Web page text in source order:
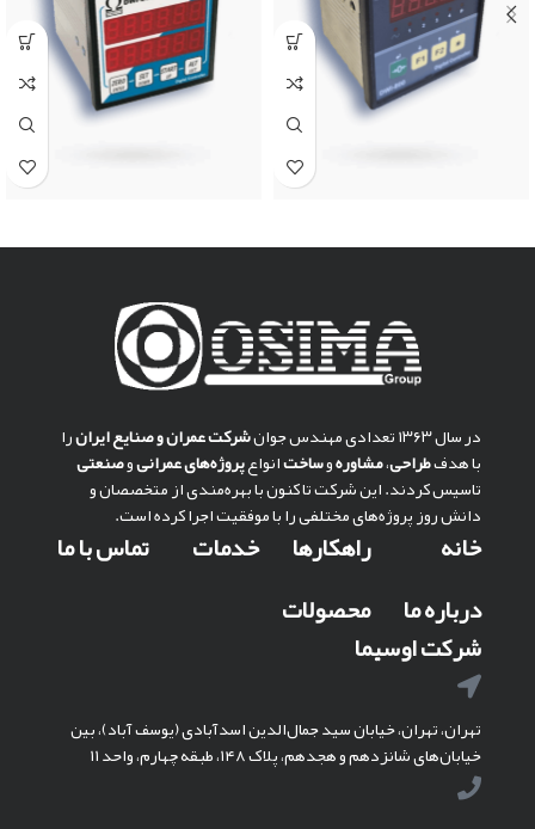
در سال ۱۳۶۳ تعدادی مهندس جوان شركت عمران و صنايع ايرانرا
با هدفطراحی،مشاورهوساختانواعپروژه‌های عمرانیوصنعتی
تاسیس کردند. این شرکت تا کنون با بهره‌مندی از متخصصان و
دانش روز پروژه‌های مختلفی را با موفقیت اجرا کرده است.
خانه
درباره ما
راهکارها
محصولات
خدمات تماس با ما
شرکت اوسیما
تهران، تهران، خیابان سید جمال‌الدین اسدآبادی (یوسف آباد)، بین
خیابان‌های شانزدهم و هجدهم، پلاک ۱۴۸، طبقه چهارم، واحد ۱۱